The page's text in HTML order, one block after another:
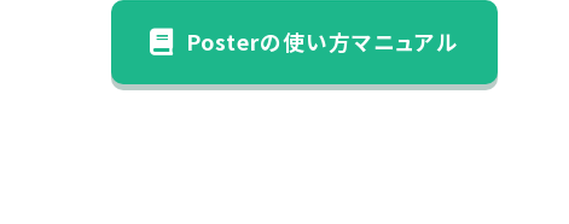
Posterの使い方マニュアル